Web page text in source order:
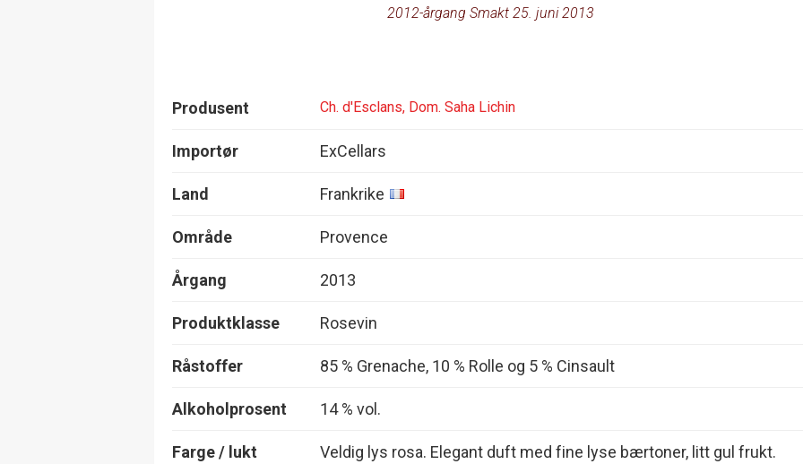
2012-årgang Smakt 25. juni 2013
Produsent Ch. d'Esclans, Dom. Saha Lichin
Importør ExCellars
Land Frankrike
Område Provence
Årgang 2013
Produktklasse Rosevin
Råstoffer 85 % Grenache, 10 % Rolle og 5 % Cinsault
Alkoholprosent 14 % vol.
Farge / lukt Veldig lys rosa. Elegant duft med fine lyse bærtoner, litt gul frukt.